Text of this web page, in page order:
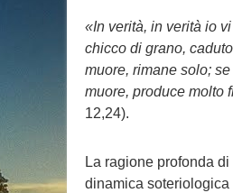
«In verità, in verità io
chicco di grano,
muore, rimane solo;
muore, produce molto
12,24).
La ragione profonda di
dinamica soteriologica